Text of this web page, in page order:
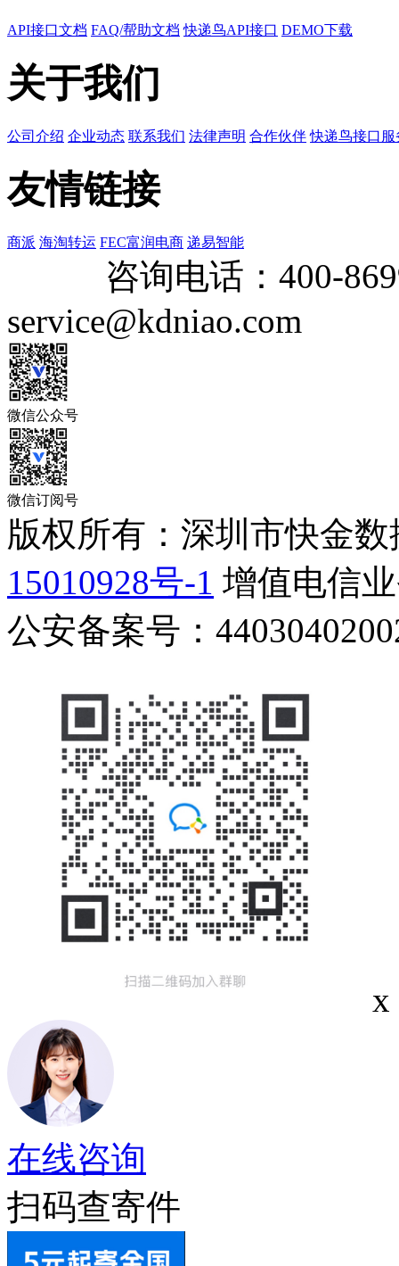
API接口文档 FAQ/帮助文档 快递鸟API接口 DEMO下载
关于我们
公司介绍 企业动态 联系我们 法律声明 合作伙伴 快递鸟接口服
友情链接
商派 海淘转运 FEC富润电商 递易智能
咨询电话： 400-
service@kdniao.com
微信公众号
微信订阅号
版权所有：深圳市快金
15010928号-1 增值电信
公安备案号：
x
在线咨询
扫码查寄件